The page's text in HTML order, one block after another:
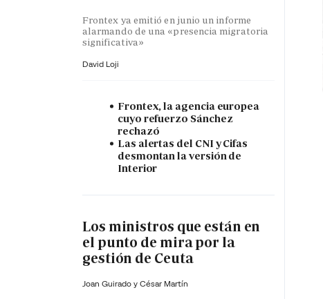
Frontex ya emitió en junio un informe
alarmando de una «presencia migratoria
significativa»
David Loji
Frontex, la agencia europea
cuyo refuerzo Sánchez
rechazó
Las alertas del CNI y Cifas
desmontan la versión de
Interior
Los ministros que están en
el punto de mira por la
gestión de Ceuta
Joan Guirado y César Martín